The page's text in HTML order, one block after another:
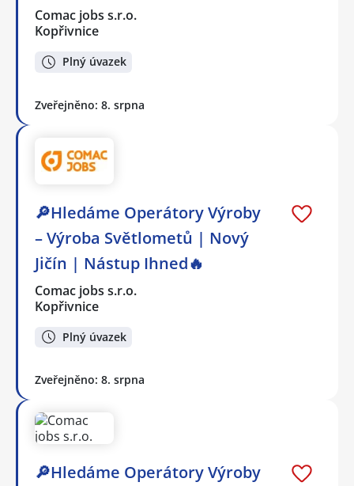
Comac jobs s.r.o.
Kopřivnice
Plný úvazek
Zveřejněno: 8. srpna
🔎Hledáme Operátory Výroby
– Výroba Světlometů | Nový
Jičín | Nástup Ihned🔥
Comac jobs s.r.o.
Kopřivnice
Plný úvazek
Zveřejněno: 8. srpna
🔎Hledáme Operátory Výroby